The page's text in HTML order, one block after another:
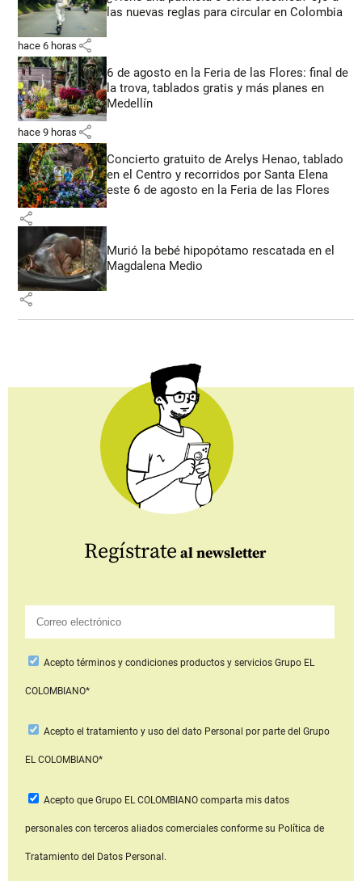
las nuevas reglas para circular en Colombia
hace 6 horas share
6 de agosto en la Feria de las Flores: final de
la trova, tablados gratis y más planes en
Medellín
hace 9 horas share
Concierto gratuito de Arelys Henao, tablado
en el Centro y recorridos por Santa Elena
este 6 de agosto en la Feria de las Flores
share
Murió la bebé hipopótamo rescatada en el
Magdalena Medio
share
Regístrate al newsletter
Aceptotérminos y condiciones productos y serviciosGrupo EL
COLOMBIANO*
Acepto el tratamiento y uso del dato Personal por parte del Grupo
EL COLOMBIANO*
Acepto que Grupo EL COLOMBIANOcomparta mis datos
personales con terceros aliados comerciales conforme su Política de
Tratamiento del Datos Personal.